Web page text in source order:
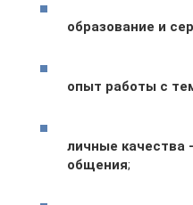
образование и
опыт работы с
личные качества
общения;